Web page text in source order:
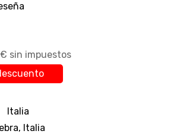
sin impuestos
Italia
Italia